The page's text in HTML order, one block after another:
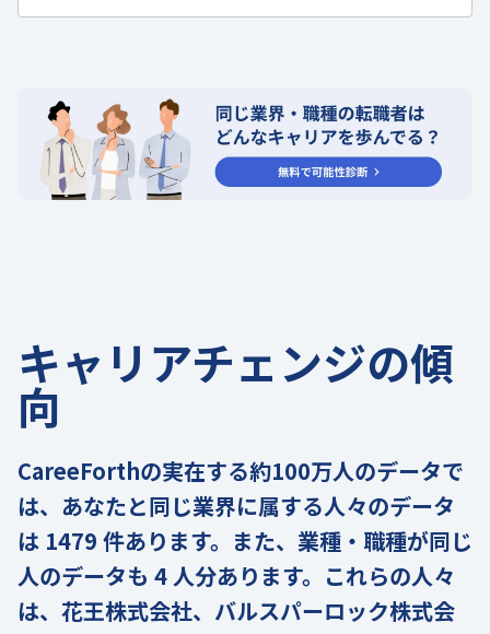
キャリアチェンジの傾
向
CareeForthの実在する約100万人のデータで
は、あなたと同じ業界に属する人々のデータ
は 1479 件あります。また、業種・職種が同じ
人のデータも 4 人分あります。これらの人々
は、花王株式会社、バルスパーロック株式会